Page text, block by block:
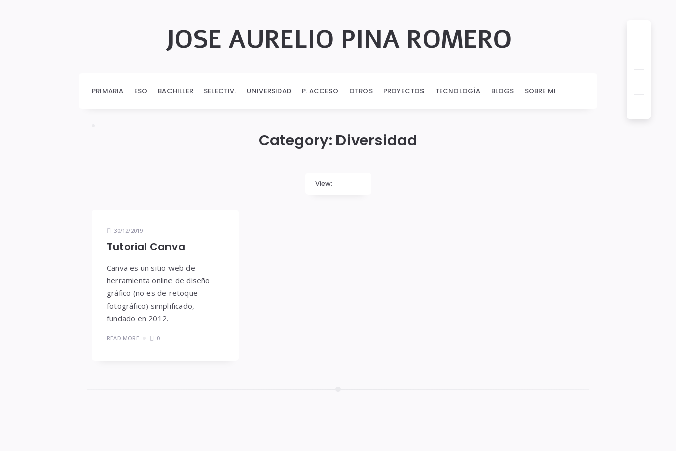
JOSE AURELIO PINA ROMERO
PINA
PRIMARIA ESO BACHILLER SELECTIV. UNIVERSIDAD P. ACCESO OTROS PROYECTOS TECNOLOGÍA BLOGS SOBRE MI
Category: Diversidad
View:
30/12/2019
Tutorial Canva
Canva es un sitio web de
herramienta online de diseño
gráfico (no es de retoque
fotográfico) simplificado,
fundado en 2012.
READ MORE 0